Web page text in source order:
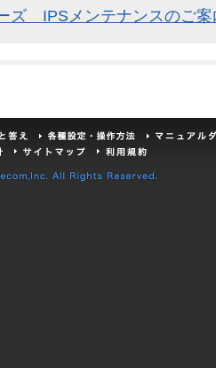
ズ IPSメンテナンスのご案